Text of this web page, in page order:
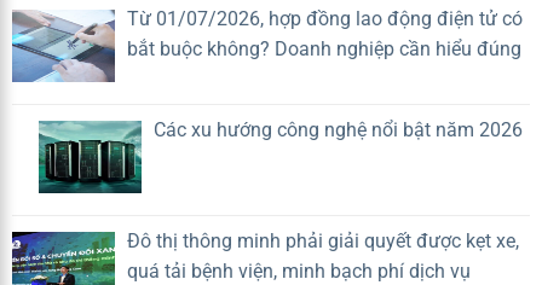
vận
mất
tranh?
mục
hệ
thống
tạo
Từ 01/07/2026, hợp đồng lao động điện tử có
bắt buộc không? Doanh nghiệp cần hiểu đúng
Các xu hướng công nghệ nổi bật năm 2026
Đô thị thông minh phải giải quyết được kẹt xe,
quá tải bệnh viện, minh bạch phí dịch vụ